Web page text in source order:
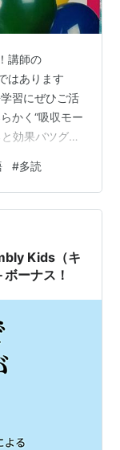
講師の
はあります
習にぜひご活
かく“吸収モー
効果バツグン
しない音も認
に練習すれ
めば、親子で
ねしながら何
語力を身につ
#多読
Kids（キ
ーナス！